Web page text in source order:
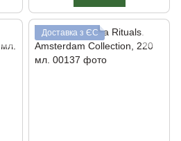
Доставка з ЄС